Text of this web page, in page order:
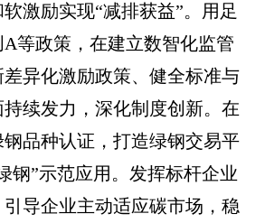
激励实现“减排获益”。用足
等政策，在建立数智化监管
异化激励政策、健全标准与
续发力，深化制度创新。在
品种认证，打造绿钢交易平
钢”示范应用。发挥标杆企业
导企业主动适应碳市场，稳